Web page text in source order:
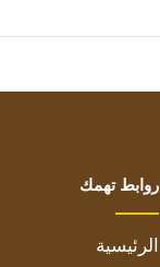
روابط تهمك
الرئيسية